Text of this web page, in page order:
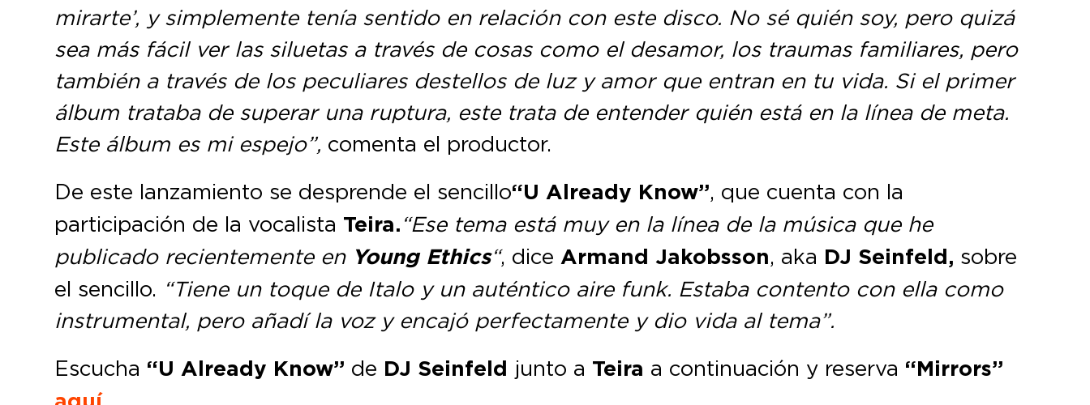
mirarte’, y simplemente tenía sentido en relación con este disco. No sé quién soy, pero quizá
sea más fácil ver las siluetas a través de cosas como el desamor, los traumas familiares, pero
también a través de los peculiares destellos de luz y amor que entran en tu vida. Si el primer
álbum trataba de superar una ruptura, este trata de entender quién está en la línea de meta.
Este álbum es mi espejo”, comenta el productor.
De este lanzamiento se desprende el sencillo“U Already Know”, que cuenta con la
participación de la vocalista Teira.“Ese tema está muy en la línea de la música que he
publicado recientemente en Young Ethics“, diceArmand Jakobsson, aka DJ Seinfeld, sobre
el sencillo. “Tiene un toque de Italo y un auténtico aire funk. Estaba contento con ella como
instrumental, pero añadí la voz y encajó perfectamente y dio vida al tema”.
Escucha “U Already Know” de DJ Seinfeld junto a Teira a continuación y reserva “Mirrors”